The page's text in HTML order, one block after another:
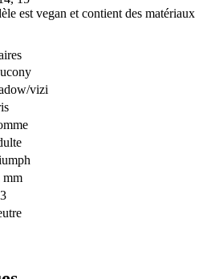
est vegan et contient des matériaux
vizi
mm